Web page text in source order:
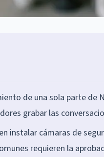
de una sola parte de
grabar las
instalar cámaras de
requieren la